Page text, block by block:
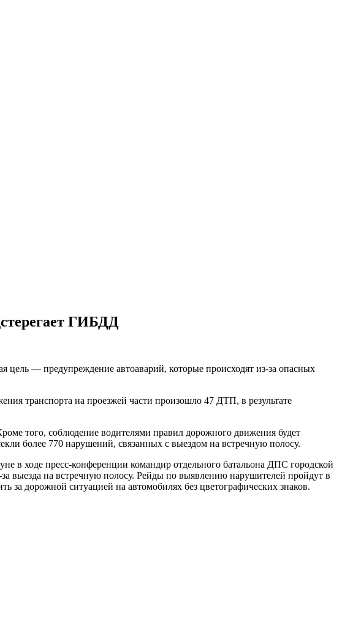
ГИБДД
цель — предупреждение автоаварий, которые происходят из-за опасных
транспорта на проезжей части произошло 47 ДТП, в результате
того, соблюдение водителями правил дорожного движения будет
более 770 нарушений, связанных с выездом на встречную полосу.
в ходе пресс-конференции командир отдельного батальона ДПС городской
выезда на встречную полосу. Рейды по выявлению нарушителей пройдут в
за дорожной ситуацией на автомобилях без цветографических знаков.